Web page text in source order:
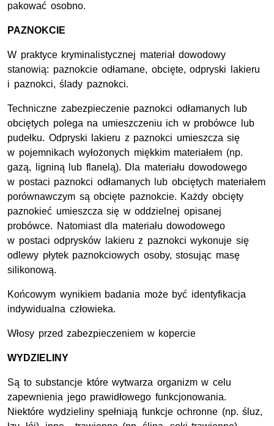
pakować osobno.
PAZNOKCIE
W praktyce kryminalistycznej materiał dowodowy
stanowią: paznokcie odłamane, obcięte, odpryski lakieru
i paznokci, ślady paznokci.
Techniczne zabezpieczenie paznokci odłamanych lub
obciętych polega na umieszczeniu ich w probówce lub
pudełku. Odpryski lakieru z paznokci umieszcza się
w pojemnikach wyłożonych miękkim materiałem (np.
gazą, ligniną lub flanelą). Dla materiału dowodowego
w postaci paznokci odłamanych lub obciętych materiałem
porównawczym są obcięte paznokcie. Każdy obcięty
paznokieć umieszcza się w oddzielnej opisanej
probówce. Natomiast dla materiału dowodowego
w postaci odprysków lakieru z paznokci wykonuje się
odlewy płytek paznokciowych osoby, stosując masę
silikonową.
Końcowym wynikiem badania może być identyfikacja
indywidualna człowieka.
Włosy przed zabezpieczeniem w kopercie
WYDZIELINY
Są to substancje które wytwarza organizm w celu
zapewnienia jego prawidłowego funkcjonowania.
Niektóre wydzieliny spełniają funkcje ochronne (np. śluz,